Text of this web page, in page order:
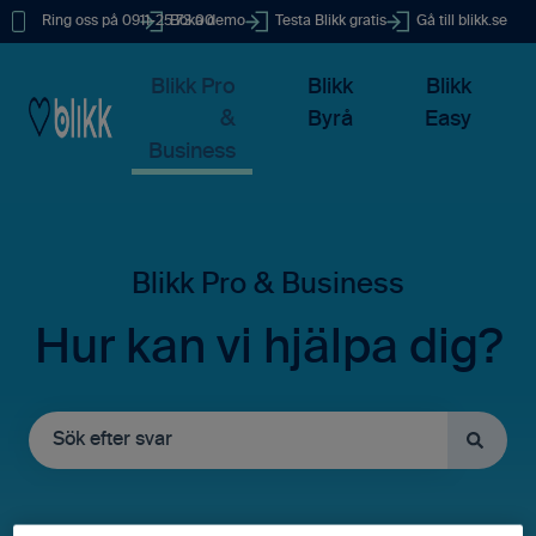
Ring oss på 0911-25 73 00
Boka demo Testa Blikk gratis Gå till blikk.se
Blikk Pro
&
Business
Blikk
Byrå
Blikk
Easy
Hur kan vi hjälpa dig?